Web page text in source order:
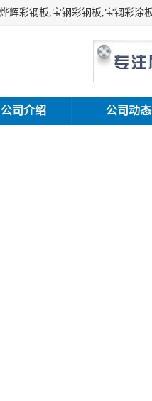
公司介绍 公司动态